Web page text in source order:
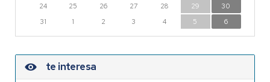
24
25 26 27 28 29
30
31
1 2 3 4 5 6
te interesa